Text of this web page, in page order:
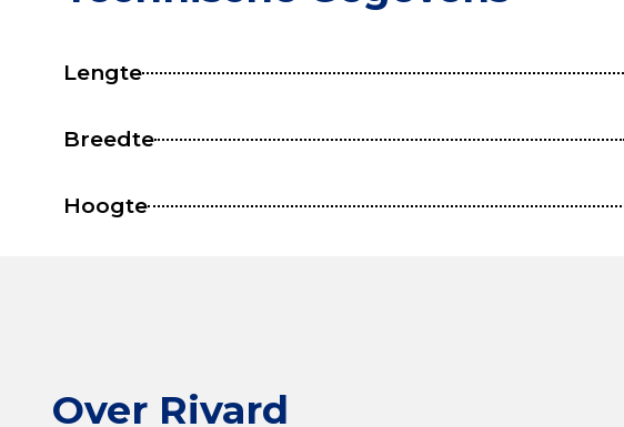
Lengte
Breedte
Hoogte
Over Rivard